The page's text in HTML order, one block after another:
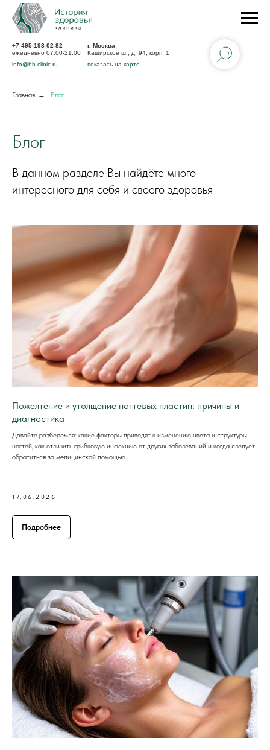
+7 495-198-02-82
ежедневно 07:00-21:00
г. Москва
Каширское ш., д. 94, корп. 1
О клинике Услуги и цены
Блог
Акции
Отзывы
Контакты
Специалисты
info@hh-clinic.ru показать на карте
Главная → Блог
Блог
В данном разделе Вы найдёте много
интересного для себя и своего здоровья
Пожелтение и утолщение ногтевых пластин: причины и
диагностика
Давайте разберемся: какие факторы приводят к изменению цвета и структуры
ногтей, как отличить грибковую инфекцию от других заболеваний и когда следует
обратиться за медицинской помощью.
17.06.2026
Подробнее